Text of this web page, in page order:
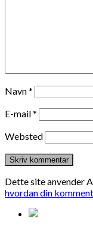
Navn*
E-mail*
Websted
Dette site anvender
hvordan din